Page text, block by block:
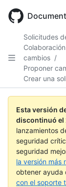
main
Solicitudes
cambios /
Proponer
Crear una
Esta versión
discontinuó el
lanzamientos
seguridad
seguridad
la versión más
obtener ayuda
con el soporte